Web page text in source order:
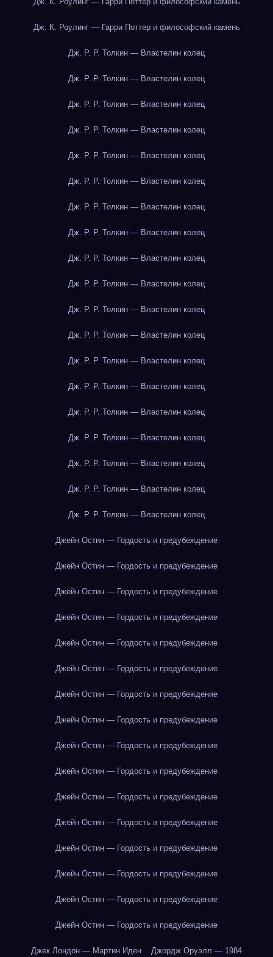
Дж. К. Роулинг — Гарри Поттер и философский камень
Дж. Р. Р. Толкин — Властелин колец
Дж. Р. Р. Толкин — Властелин колец
Дж. Р. Р. Толкин — Властелин колец
Дж. Р. Р. Толкин — Властелин колец
Дж. Р. Р. Толкин — Властелин колец
Дж. Р. Р. Толкин — Властелин колец
Дж. Р. Р. Толкин — Властелин колец
Дж. Р. Р. Толкин — Властелин колец
Дж. Р. Р. Толкин — Властелин колец
Дж. Р. Р. Толкин — Властелин колец
Дж. Р. Р. Толкин — Властелин колец
Дж. Р. Р. Толкин — Властелин колец
Дж. Р. Р. Толкин — Властелин колец
Дж. Р. Р. Толкин — Властелин колец
Дж. Р. Р. Толкин — Властелин колец
Дж. Р. Р. Толкин — Властелин колец
Дж. Р. Р. Толкин — Властелин колец
Дж. Р. Р. Толкин — Властелин колец
Дж. Р. Р. Толкин — Властелин колец
Джейн Остин — Гордость и предубеждение
Джейн Остин — Гордость и предубеждение
Джейн Остин — Гордость и предубеждение
Джейн Остин — Гордость и предубеждение
Джейн Остин — Гордость и предубеждение
Джейн Остин — Гордость и предубеждение
Джейн Остин — Гордость и предубеждение
Джейн Остин — Гордость и предубеждение
Джейн Остин — Гордость и предубеждение
Джейн Остин — Гордость и предубеждение
Джейн Остин — Гордость и предубеждение
Джейн Остин — Гордость и предубеждение
Джейн Остин — Гордость и предубеждение
Джейн Остин — Гордость и предубеждение
Джейн Остин — Гордость и предубеждение
Джейн Остин — Гордость и предубеждение
Джек Лондон — Мартин Иден Джордж Оруэлл — 1984